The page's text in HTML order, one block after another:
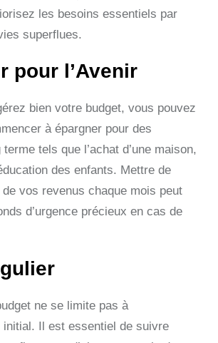
les besoins essentiels par
superflues.
pour l’Avenir
bien votre budget, vous pouvez
à épargner pour des
tels que l’achat d’une maison,
des enfants. Mettre de
vos revenus chaque mois peut
d’urgence précieux en cas de
ne se limite pas à
initial. Il est essentiel de suivre